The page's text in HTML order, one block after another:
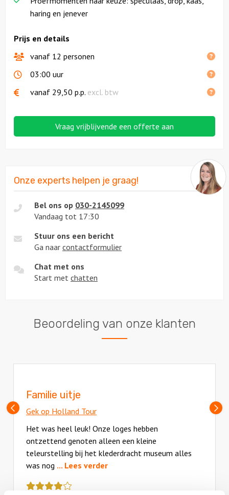
Prijs en details
vanaf 12 personen
03:00 uur
vanaf 29,50 p.p. excl. btw
haring en jenever
Vraag vrijblijvende een offerte aan
Onze experts helpen je graag!
Bel ons op 030-2145099
Vandaag tot 17:30
Stuur ons een bericht
Ga naar contactformulier
Chat met ons
Start met chatten
Beoordeling van onze klanten
Vorige
slide
Familie uitje
Gek op Holland Tour
Het was heel leuk! Onze loges hebben
ontzettend genoten alleen een kleine
teleurstelling bij het klederdracht museum alles
was nog ... Lees verder
review